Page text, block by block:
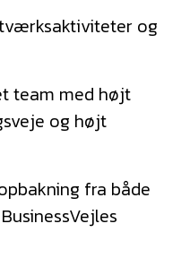
og
team med højt
og højt
fra både